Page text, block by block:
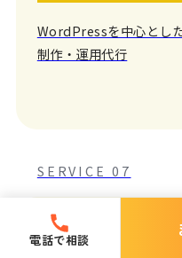
WordPressを中心とし
制作・運用代行
SERVICE 07
電話で相談